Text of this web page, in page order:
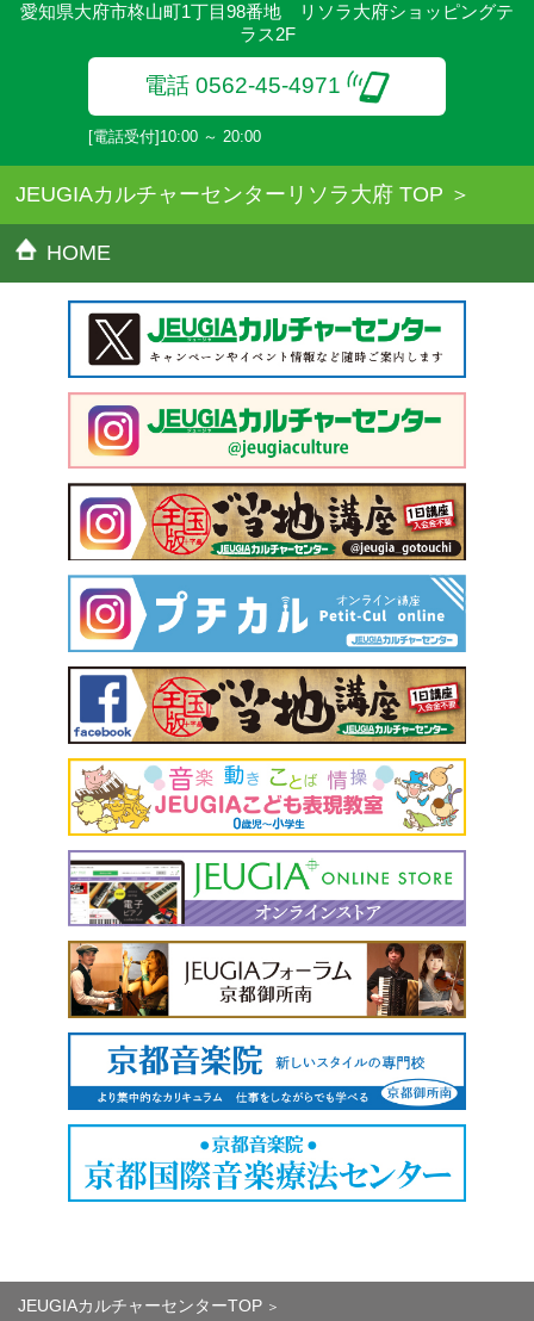
愛知県大府市柊山町1丁目98番地 リソラ大府ショッピングテ
ラス2F
電話 0562-45-4971
[電話受付]10:00 ～ 20:00
JEUGIAカルチャーセンターリソラ大府 TOP
HOME
JEUGIAカルチャーセンターTOP